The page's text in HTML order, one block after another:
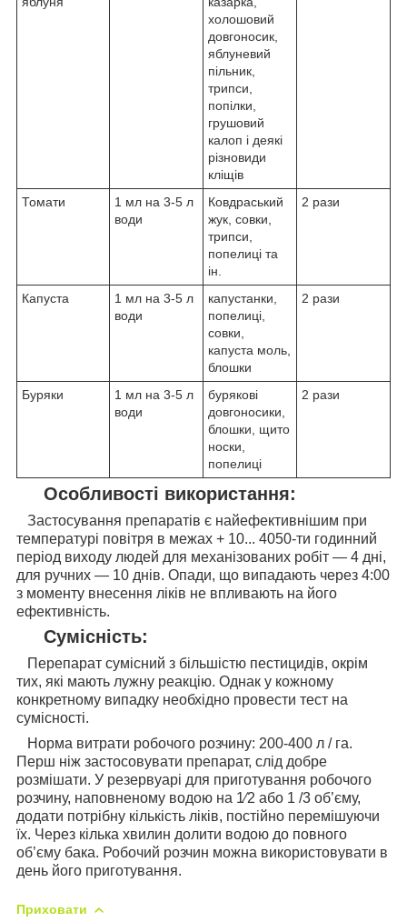
холошовий
довгоносик,
яблуневий
пільник,
трипси,
попілки,
грушовий
калоп і деякі
різновиди
кліщів
Томати
1 мл на 3-5 л
води
Ковдраський
жук, совки,
трипси,
попелиці та
ін.
2 рази
Капуста
1 мл на 3-5 л
води
капустанки,
попелиці,
совки,
капуста моль,
блошки
2 рази
Буряки
1 мл на 3-5 л
води
бурякові
довгоносики,
блошки, щито
носки,
попелиці
2 рази
Особливості використання:
Застосування препаратів є найефективнішим при
температурі повітря в межах + 10... 4050-ти годинний
період виходу людей для механізованих робіт — 4 дні,
для ручних — 10 днів. Опади, що випадають через 4:00
з моменту внесення ліків не впливають на його
ефективність.
Сумісність:
Перепарат сумісний з більшістю пестицидів, окрім
тих, які мають лужну реакцію. Однак у кожному
конкретному випадку необхідно провести тест на
сумісності.
Норма витрати робочого розчину: 200-400 л / га.
Перш ніж застосовувати препарат, слід добре
розмішати. У резервуарі для приготування робочого
розчину, наповненому водою на 1⁄2 або 1 /3 об’єму,
додати потрібну кількість ліків, постійно перемішуючи
їх. Через кілька хвилин долити водою до повного
об’єму бака. Робочий розчин можна використовувати в
день його приготування.
Приховати